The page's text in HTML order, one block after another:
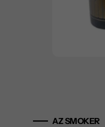
AZ SMOKER